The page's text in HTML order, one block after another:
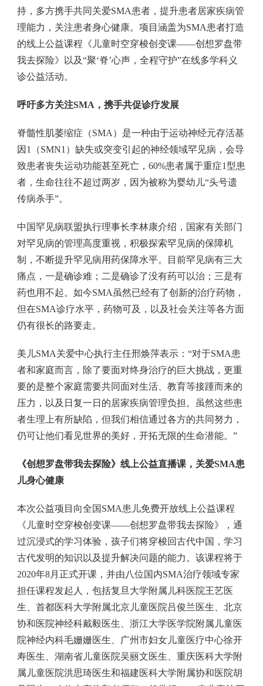
持，多方携手共同关爱SMA患者，提升患者居家疾病管
理能力，关注患者身心健康。项目涵盖为SMA患者打造
的线上公益课程《儿童时空穿梭创变课——创想罗盘带
我去探险》以及“聚‘脊’心声，全程守护”在线多学科义
诊公益活动。
呼吁多方关注SMA，携手共促诊疗发展
脊髓性肌萎缩症（SMA）是一种由于运动神经元存活基
因1（SMN1）缺失或突变引起的神经领域罕见病，会导
致患者丧失运动功能甚至死亡，60%患者属于重症1型患
者，生命往往不超过两岁，因为被称为婴幼儿“头号遗
传病杀手”。
中国罕见病联盟执行理事长李林康介绍，国家有关部门
对罕见病的管理高度重视，积极探索罕见病的保障机
制，不断提升罕见病用药保障水平。目前罕见病有三大
痛点，一是确诊难；二是确诊了没有药可以治；三是有
药也用不起。如今SMA虽然已经有了创新的治疗药物，
但在SMA诊疗水平，药物可及，以及社会关注等各方面
仍有很长的路要走。
美儿SMA关爱中心执行主任邢焕萍表示：“对于SMA患
者和家庭而言，除了要面对终身治疗的巨大挑战，更重
要的是整个家庭需要共同面对生活、教育等接踵而来的
压力，以及日复一日的居家疾病管理负担。虽然这些患
者生理上有所缺陷，但我们相信通过各方的共同努力，
仍可让他们看见世界的美好，开拓无限的生命潜能。”
《创想罗盘带我去探险》线上公益直播课，关爱SMA患
儿身心健康
本次公益项目向全国SMA患儿免费开放线上公益课程
《儿童时空穿梭创变课——创想罗盘带我去探险》，通
过沉浸式的学习体验，孩子们将穿梭回古代中国，学习
古代发明的知识以及提升解决问题的能力。该课程将于
2020年8月正式开课，并由八位国内SMA治疗领域专家
担任课程发起人，包括复旦大学附属儿科医院王艺医
生、首都医科大学附属北京儿童医院吕俊兰医生、北京
协和医院神经科戴毅医生、浙江大学医学院附属儿童医
院神经内科毛姗姗医生、广州市妇女儿童医疗中心徐开
寿医生、湖南省儿童医院吴丽文医生、重庆医科大学附
属儿童医院洪思琦医生和福建医科大学附属协和医院胡